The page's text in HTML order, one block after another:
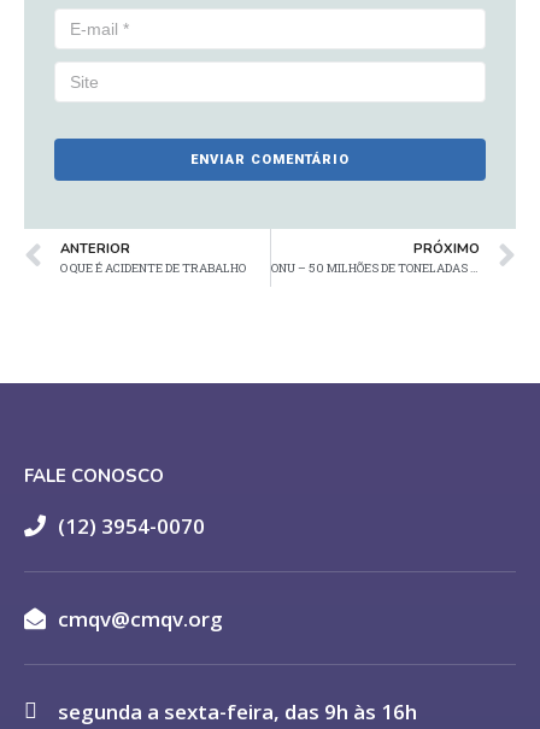
ANTERIOR
O QUE É ACIDENTE DE TRABALHO
PRÓXIMO
FALE CONOSCO
(12) 3954-0070
cmqv@cmqv.org
segunda a sexta-feira, das 9h às 16h